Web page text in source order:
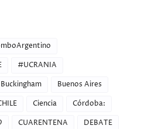
#UCRANIA
Buckingham
Buenos Aires
Ciencia
Córdoba:
CUARENTENA
DEBATE